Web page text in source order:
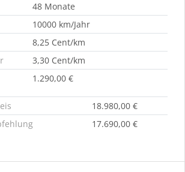
48 Monate
10000 km/Jahr
8,25 Cent/km
3,30 Cent/km
1.290,00 €
18.980,00 €
17.690,00 €